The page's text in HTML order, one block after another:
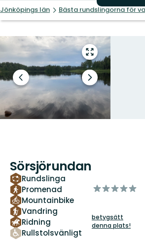
Jönköpings län Bästa rundslingorna för
Gå
till
helskärmsläge
Föregående
bild
Nästa
bildspel
Sörsjörundan
Rundslinga
Promenad
Mountainbike
Vandring
Ridning
Rullstolsvänligt
av
betygsätt
denna plats!